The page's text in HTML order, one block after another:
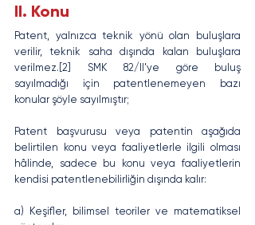
II. Konu
Patent, yalnızca teknik yönü olan buluşlara
verilir, teknik saha dışında kalan buluşlara
verilmez.[2] SMK 82/II’ye göre buluş
sayılmadığı için patentlenemeyen bazı
konular şöyle sayılmıştır;
Patent başvurusu veya patentin aşağıda
belirtilen konu veya faaliyetlerle ilgili olması
hâlinde, sadece bu konu veya faaliyetlerin
kendisi patentlenebilirliğin dışında kalır:
a) Keşifler, bilimsel teoriler ve matematiksel